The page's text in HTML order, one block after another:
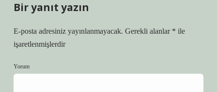
Bir yanıt yazın
E-posta adresiniz yayınlanmayacak. Gerekli alanlar * ile
işaretlenmişlerdir
Yorum